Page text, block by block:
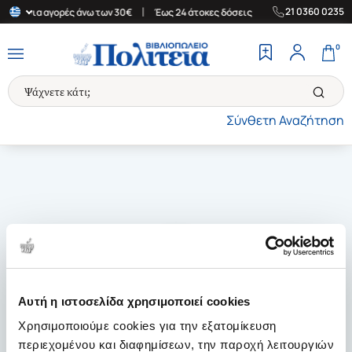
Αυτή η ιστοσελίδα χρησιμοποιεί cookies
Χρησιμοποιούμε cookies για την εξατομίκευση
περιεχομένου και διαφημίσεων, την παροχή λειτουργιών
για αγορές άνω των 30€ Έως 24 άτοκες δόσεις | Δωρεάν
21 0360 0235
Σύνθετη Αναζήτηση
0